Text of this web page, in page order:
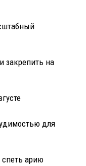
закрепить на
для
арию